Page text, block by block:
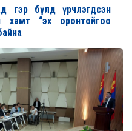
гэр бүлд үрчлэгдсэн
хамт “эх оронтойгоо